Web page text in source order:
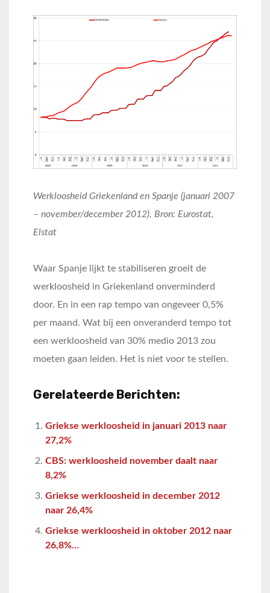
Werkloosheid Griekenland en Spanje (januari 2007
– november/december 2012). Bron: Eurostat,
Elstat
Waar Spanje lijkt te stabiliseren groeit de
werkloosheid in Griekenland onverminderd
door. En in een rap tempo van ongeveer 0,5%
per maand. Wat bij een onveranderd tempo tot
een werkloosheid van 30% medio 2013 zou
moeten gaan leiden. Het is niet voor te stellen.
Gerelateerde Berichten:
Griekse werkloosheid in januari 2013 naar
27,2%
CBS: werkloosheid november daalt naar
8,2%
Griekse werkloosheid in december 2012
naar 26,4%
Griekse werkloosheid in oktober 2012 naar
26,8%…